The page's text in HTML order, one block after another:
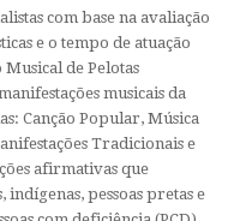
com base na avaliação
e o tempo de atuação
de Pelotas
musicais da
Canção Popular, Música
Tradicionais e
afirmativas que
pessoas pretas e